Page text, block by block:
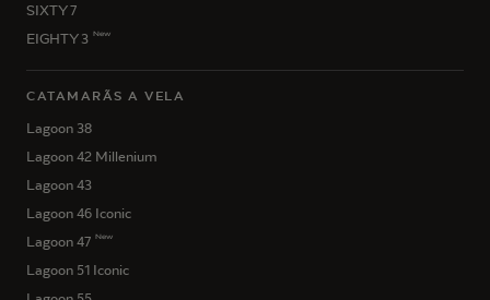
SIXTY 7
EIGHTY 3 New
CATAMARÃS A VELA
Lagoon 38
Lagoon 42 Millenium
Lagoon 43
Lagoon 46 Iconic
Lagoon 47 New
Lagoon 51 Iconic